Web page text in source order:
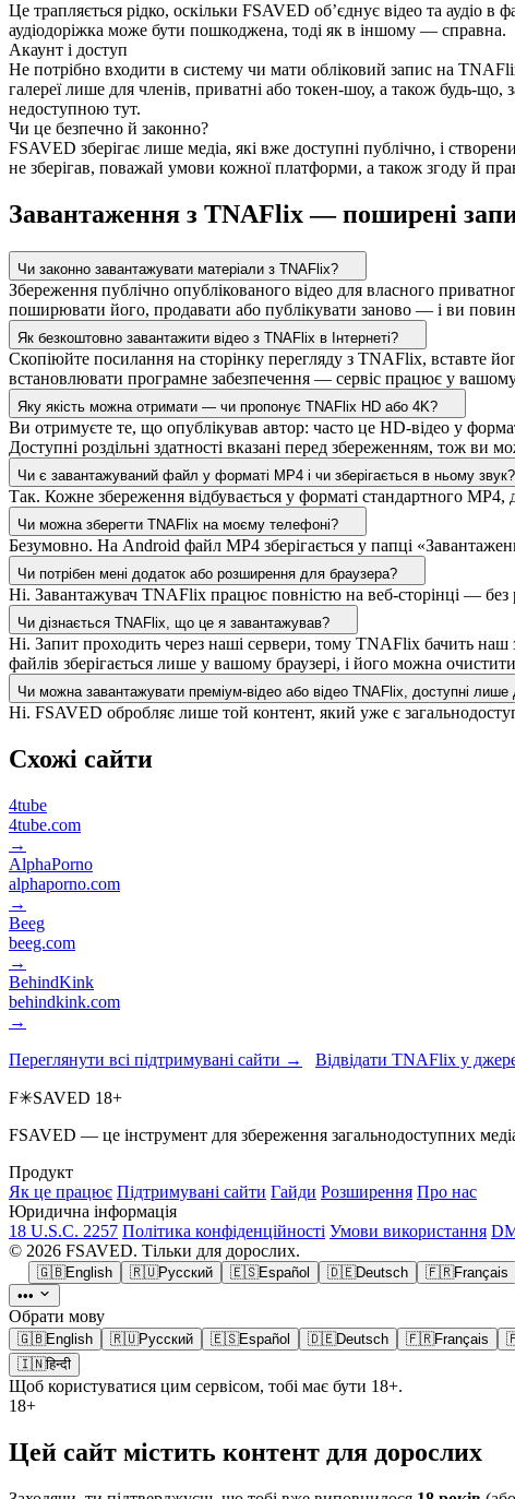
Це трапляється рідко, оскільки FSAVED об’єднує відео та аудіо
аудіодоріжка може бути пошкоджена, тоді як в іншому — справна.
Акаунт і доступ
Не потрібно входити в систему чи мати обліковий запис на
галереї лише для членів, приватні або токен-шоу, а також будь-
недоступною тут.
Чи це безпечно й законно?
FSAVED зберігає лише медіа, які вже доступні публічно, і
не зберігав, поважай умови кожної платформи, а також згоду й
Завантаження з TNAFlix — поширені
Чи законно завантажувати матеріали з TNAFlix?
Збереження публічно опублікованого відео для власного
поширювати його, продавати або публікувати заново — і ви
Як безкоштовно завантажити відео з TNAFlix в Інтернеті?
Скопіюйте посилання на сторінку перегляду з TNAFlix, вставте
встановлювати програмне забезпечення — сервіс працює у вашому
Яку якість можна отримати — чи пропонує TNAFlix HD або 4K?
Ви отримуєте те, що опублікував автор: часто це HD-відео у
Доступні роздільні здатності вказані перед збереженням, тож ви
Чи є завантажуваний файл у форматі MP4 і чи зберігається в ньому звук?
Так. Кожне збереження відбувається у форматі стандартного MP4,
Чи можна зберегти TNAFlix на моєму телефоні?
Безумовно. На Android файл MP4 зберігається у папці
Чи потрібен мені додаток або розширення для браузера?
Ні. Завантажувач TNAFlix працює повністю на веб-сторінці — без
Чи дізнається TNAFlix, що це я завантажував?
Ні. Запит проходить через наші сервери, тому TNAFlix бачить
файлів зберігається лише у вашому браузері, і його можна
Чи можна завантажувати преміум-відео або відео TNAFlix, доступні лише
Ні. FSAVED обробляє лише той контент, який уже є
Схожі сайти
4tube
4tube.com
→
AlphaPorno
alphaporno.com
→
Beeg
beeg.com
→
BehindKink
behindkink.com
→
Переглянути всі підтримувані сайти → Відвідати TNAFlix у
F✳SAVED 18+
FSAVED — це інструмент для збереження загальнодоступних
Продукт
Як це працює Підтримувані сайти Гайди Розширення Про нас
Юридична інформація
18 U.S.C. 2257 Політика конфіденційності Умови використання
© 2026 FSAVED. Тільки для дорослих.
🇬🇧English 🇷🇺Русский 🇪🇸Español 🇩🇪Deutsch 🇫🇷Français
•••
Обрати мову
🇬🇧English 🇷🇺Русский 🇪🇸Español 🇩🇪Deutsch 🇫🇷Français
🇮🇳हिन्दी
Щоб користуватися цим сервісом, тобі має бути 18+.
18+
Цей сайт містить контент для дорослих